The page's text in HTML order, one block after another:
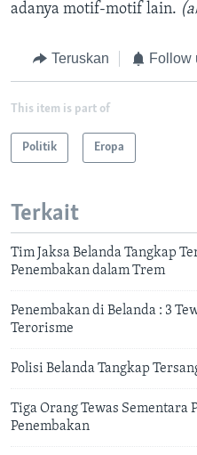
adanya motif-motif lain.
Teruskan Follow
This item is part of
Politik Eropa
Terkait
Tim Jaksa Belanda Tangkap
Penembakan dalam Trem
Penembakan di Belanda : 3
Terorisme
Polisi Belanda Tangkap
Tiga Orang Tewas Sementara
Penembakan